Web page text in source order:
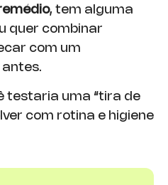
, tem alguma
quer combinar
com um
antes.
testaria uma “tira de
com rotina e higiene